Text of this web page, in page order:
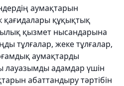
аумақтарын
қағидалары құқықтық
қызмет нысандарына
тұлғалар, жеке тұлғалар,
аумақтарды
лауазымды адамдар үшін
абаттандыру тәртібін